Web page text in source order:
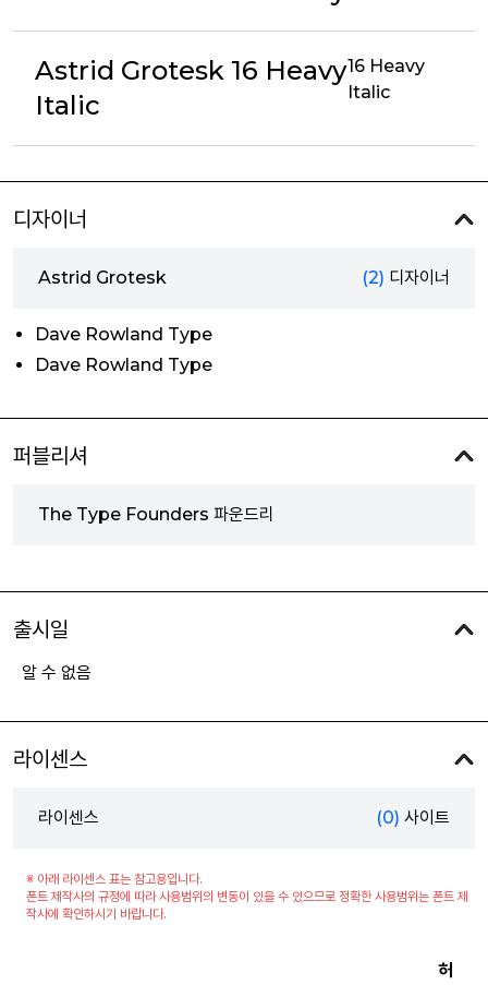
Astrid Grotesk 16 Heavy
Italic
16 Heavy
Italic
디자이너
Astrid Grotesk (2) 디자이너
Dave Rowland Type
Dave Rowland Type
퍼블리셔
The Type Founders 파운드리
출시일
알 수 없음
라이센스
라이센스 (0) 사이트
※ 아래 라이센스 표는 참고용입니다.
폰트 제작사의 규정에 따라 사용범위의 변동이 있을 수 있으므로 정확한 사용범위는 폰트 제
작사에 확인하시기 바랍니다.
허